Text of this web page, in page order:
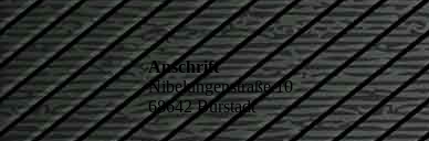
Anschrift
Nibelungenstraße 10
68642 Bürstadt